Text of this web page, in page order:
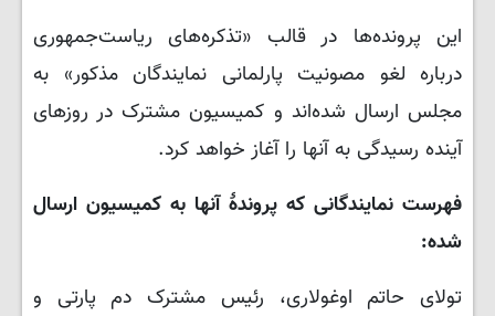
این پرونده‌ها در قالب «تذکره‌های ریاست‌جمهوری
درباره لغو مصونیت پارلمانی نمایندگان مذکور» به
مجلس ارسال شده‌اند و کمیسیون مشترک در روزهای
آینده رسیدگی به آنها را آغاز خواهد کرد.
فهرست نمایندگانی که پروندهٔ آنها به کمیسیون ارسال
شده:
تولای حاتم اوغولاری، رئیس مشترک دم پارتی و